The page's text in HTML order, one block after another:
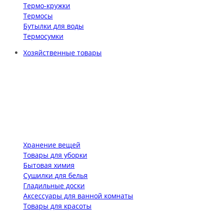
Термо-кружки
Термосы
Бутылки для воды
Термосумки
Хозяйственные товары
Хранение вещей
Товары для уборки
Бытовая химия
Сушилки для белья
Гладильные доски
Аксессуары для ванной комнаты
Товары для красоты